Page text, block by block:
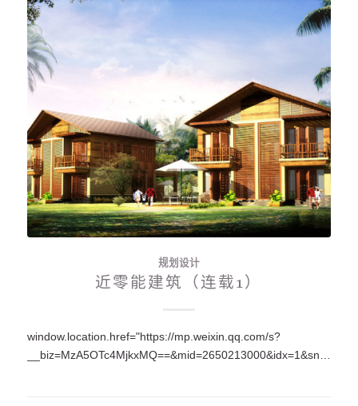
规划设计
近零能建筑（连载1）
window.location.href="https://mp.weixin.qq.com/s?